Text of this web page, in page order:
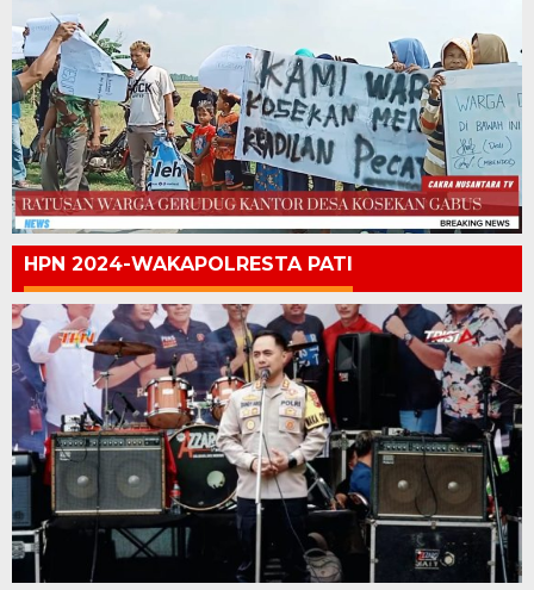
HPN 2024-WAKAPOLRESTA PATI